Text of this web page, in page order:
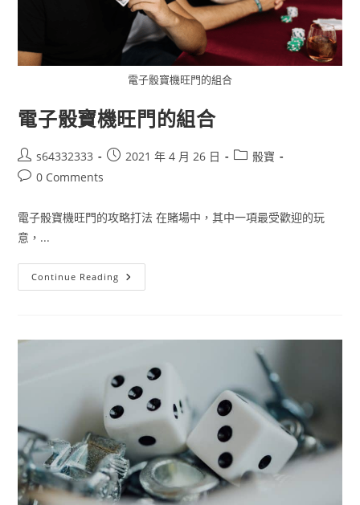
電子骰寶機旺門的組合
電子骰寶機旺門的組合
s64332333 2021 年 4 月 26 日
骰寶
0 Comments
電子骰寶機旺門的攻略打法 在賭場中，其中一項最受歡迎的玩
意，...
Continue Reading